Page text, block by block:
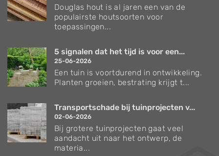
Douglas hout is al jaren een van de
populairste houtsoorten voor
toepassingen...
5 signalen dat het tijd is voor een...
25-06-2026
Een tuin is voortdurend in ontwikkeling.
Planten groeien, bestrating krijgt t...
Transportschade bij tuinprojecten v...
02-06-2026
Bij grotere tuinprojecten gaat veel
aandacht uit naar het ontwerp, de
materia...